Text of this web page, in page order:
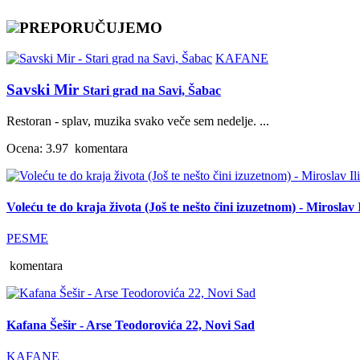
PREPORUČUJEMO
KAFANE
Savski Mir Stari grad na Savi, Šabac
Restoran - splav, muzika svako veče sem nedelje. ...
Ocena: 3.97 komentara
Voleću te do kraja života (Još te nešto čini izuzetnom) - Miroslav
PESME
komentara
Kafana Šešir - Arse Teodorovića 22, Novi Sad
KAFANE